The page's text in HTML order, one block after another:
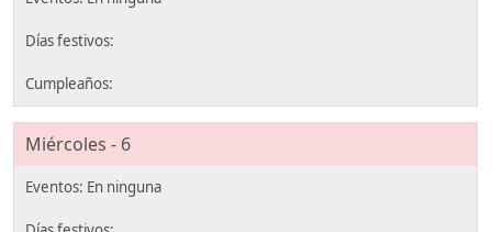
Miércoles - 6